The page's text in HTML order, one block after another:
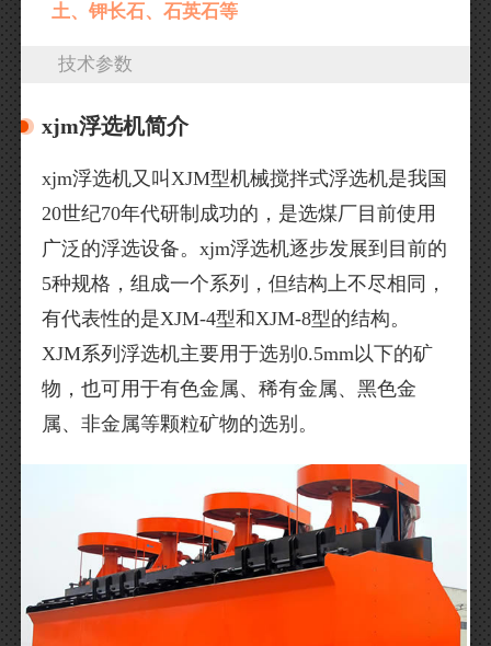
土、钾长石、石英石等
技术参数
xjm浮选机简介
xjm浮选机又叫XJM型机械搅拌式浮选机是我国
20世纪70年代研制成功的，是选煤厂目前使用
广泛的浮选设备。xjm浮选机逐步发展到目前的
5种规格，组成一个系列，但结构上不尽相同，
有代表性的是XJM-4型和XJM-8型的结构。
XJM系列浮选机主要用于选别0.5mm以下的矿
物，也可用于有色金属、稀有金属、黑色金
属、非金属等颗粒矿物的选别。